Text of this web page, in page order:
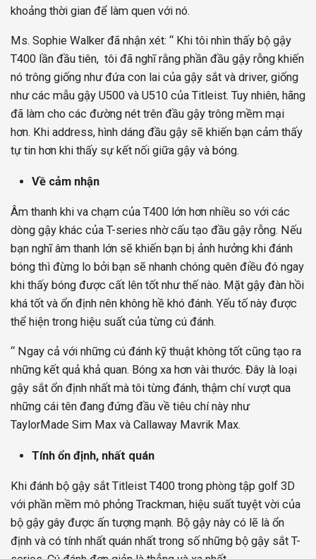
khoảng thời gian để làm quen với nó.
Ms. Sophie Walker đã nhận xét: “ Khi tôi nhìn thấy bộ gậy
T400 lần đầu tiên, tôi đã nghĩ rằng phần đầu gậy rỗng khiến
nó trông giống như đứa con lai của gậy sắt và driver, giống
như các mẫu gậy U500 và U510 của Titleist. Tuy nhiên, hãng
đã làm cho các đường nét trên đầu gậy trông mềm mại
hơn. Khi address, hình dáng đầu gậy sẽ khiến bạn cảm thấy
tự tin hơn khi thấy sự kết nối giữa gậy và bóng.
Về cảm nhận
Âm thanh khi va chạm của T400 lớn hơn nhiều so với các
dòng gậy khác của T-series nhờ cấu tạo đầu gậy rỗng. Nếu
bạn nghĩ âm thanh lớn sẽ khiến bạn bị ảnh hưởng khi đánh
bóng thì đừng lo bởi bạn sẽ nhanh chóng quên điều đó ngay
khi thấy bóng được cất lên tốt như thế nào. Mặt gậy đàn hồi
khá tốt và ổn định nên không hề khó đánh. Yếu tố này được
thể hiện trong hiệu suất của từng cú đánh.
“ Ngay cả với những cú đánh kỹ thuật không tốt cũng tạo ra
những kết quả khả quan. Bóng xa hơn vài thước. Đây là loại
gậy sắt ổn định nhất mà tôi từng đánh, thậm chí vượt qua
những cái tên đang đứng đầu về tiêu chí này như
TaylorMade Sim Max và Callaway Mavrik Max.
Tính ổn định, nhất quán
Khi đánh bộ gậy sắt Titleist T400 trong phòng tập golf 3D
với phần mềm mô phỏng Trackman, hiệu suất tuyệt vời của
bộ gậy gây được ấn tượng mạnh. Bộ gậy này có lẽ là ổn
định và có tính nhất quán nhất trong số những bộ gậy sắt T-